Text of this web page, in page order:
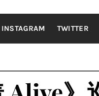
INSTAGRAM TWITTER